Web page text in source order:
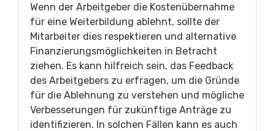
Wenn der Arbeitgeber die Kostenübernahme
für eine Weiterbildung ablehnt, sollte der
Mitarbeiter dies respektieren und alternative
Finanzierungsmöglichkeiten in Betracht
ziehen. Es kann hilfreich sein, das Feedback
des Arbeitgebers zu erfragen, um die Gründe
für die Ablehnung zu verstehen und mögliche
Verbesserungen für zukünftige Anträge zu
identifizieren. In solchen Fällen kann es auch